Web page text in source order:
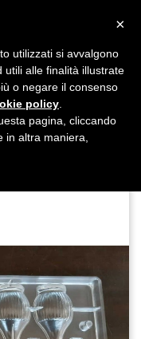
shopping_cart

×
utilizzati si avvalgono
utili alle finalità illustrate
o negare il consenso
policy
pagina, cliccando
in altra maniera,